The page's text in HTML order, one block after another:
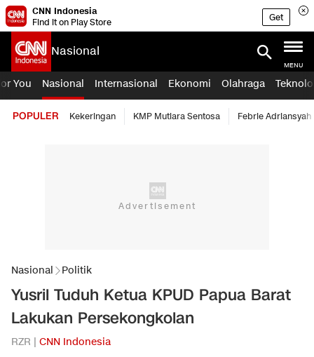
CNN Indonesia
Find it on Play Store
Get
Nasional
MENU
You Nasional Internasional Ekonomi Olahraga
POPULER Kekeringan KMP Mutiara Sentosa Febrie Adriansyah
Nasional Politik
Yusril Tuduh Ketua KPUD Papua Barat
Lakukan Persekongkolan
RZR | CNN Indonesia